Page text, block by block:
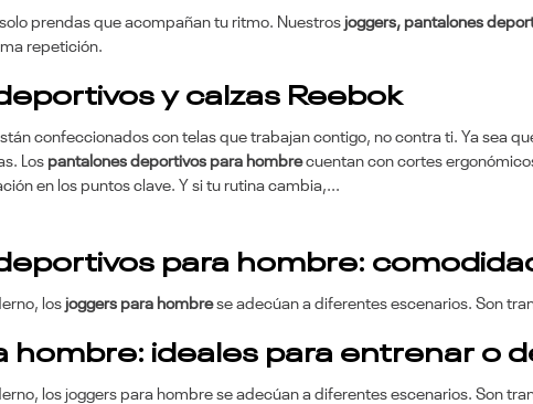
prendas que acompañan tu ritmo. Nuestrosjoggers, pantalones
repetición.
y calzas Reebok
confeccionados con telas que trabajan contigo, no contra ti. Ya sea
Los pantalones deportivos para hombrecuentan con cortes
en los puntos clave. Y si tu rutina cambia,...
para hombre:
losjoggers para hombrese adecúan a diferentes escenarios. Son
hombre: ideales para entrenar o
los joggers para hombre se adecúan a diferentes escenarios. Son